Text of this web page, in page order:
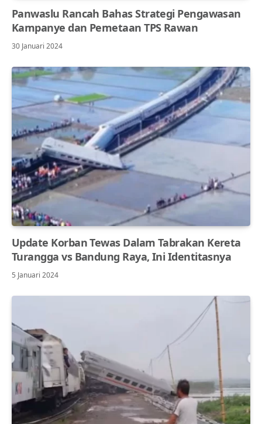
Panwaslu Rancah Bahas Strategi Pengawasan
Kampanye dan Pemetaan TPS Rawan
30 Januari 2024
Update Korban Tewas Dalam Tabrakan Kereta
Turangga vs Bandung Raya, Ini Identitasnya
5 Januari 2024